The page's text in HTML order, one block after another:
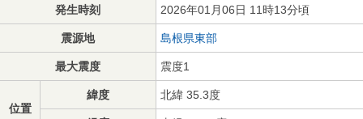
発生時刻 2026年01月06日 11時13分頃
震源地 島根県東部
最大震度 震度1
位置
緯度 北緯 35.3度